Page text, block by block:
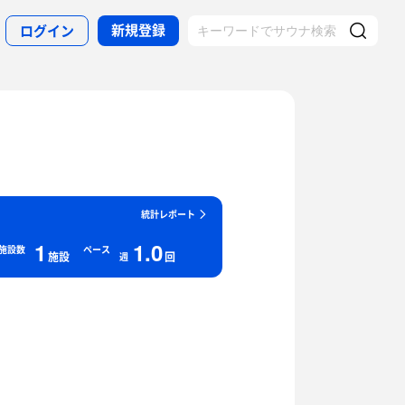
ログイン 新規登録
統計レポート
設数 1 施設 ペース
週 1.0回